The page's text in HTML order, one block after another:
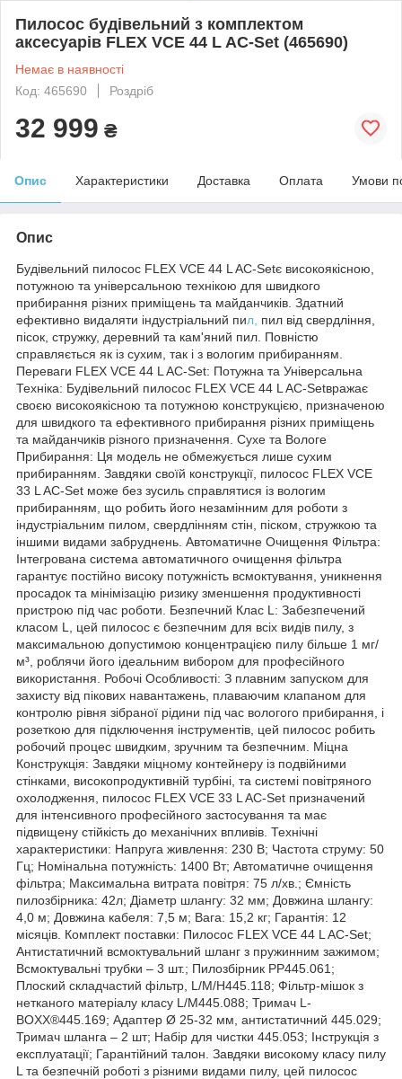
Пилосос будівельний з комплектом
аксесуарів FLEX VCE 44 L AC-Set (465690)
Немає в наявності
Код: 465690
Роздріб
32 999 ₴
Опис Характеристики Доставка Оплата Умови
Опис
Будівельний пилосос FLEX VCE 44 L AC-Setє високоякісною,
потужною та універсальною технікою для швидкого
прибирання різних приміщень та майданчиків. Здатний
ефективно видаляти індустріальний пил, пил від свердління,
пісок, стружку, деревний та кам'яний пил. Повністю
справляється як із сухим, так і з вологим прибиранням.
Переваги FLEX VCE 44 L AC-Set: Потужна та Універсальна
Техніка: Будівельний пилосос FLEX VCE 44 L AC-Setвражає
своєю високоякісною та потужною конструкцією, призначеною
для швидкого та ефективного прибирання різних приміщень
та майданчиків різного призначення. Сухе та Вологе
Прибирання: Ця модель не обмежується лише сухим
прибиранням. Завдяки своїй конструкції, пилосос FLEX VCE
33 L AC-Set може без зусиль справлятися із вологим
прибиранням, що робить його незамінним для роботи з
індустріальним пилом, свердлінням стін, піском, стружкою та
іншими видами забруднень. Автоматичне Очищення Фільтра:
Інтегрована система автоматичного очищення фільтра
гарантує постійно високу потужність всмоктування, уникнення
просадок та мінімізацію ризику зменшення продуктивності
пристрою під час роботи. Безпечний Клас L: Забезпечений
класом L, цей пилосос є безпечним для всіх видів пилу, з
максимальною допустимою концентрацією пилу більше 1 мг/
м³, роблячи його ідеальним вибором для професійного
використання. Робочі Особливості: З плавним запуском для
захисту від пікових навантажень, плаваючим клапаном для
контролю рівня зібраної рідини під час вологого прибирання, і
розеткою для підключення інструментів, цей пилосос робить
робочий процес швидким, зручним та безпечним. Міцна
Конструкція: Завдяки міцному контейнеру із подвійними
стінками, високопродуктивній турбіні, та системі повітряного
охолодження, пилосос FLEX VCE 33 L AC-Set призначений
для інтенсивного професійного застосування та має
підвищену стійкість до механічних впливів. Технічні
характеристики: Напруга живлення: 230 В; Частота струму: 50
Гц; Номінальна потужність: 1400 Вт; Автоматичне очищення
фільтра; Максимальна витрата повітря: 75 л/хв.; Ємність
пилозбірника: 42л; Діаметр шлангу: 32 мм; Довжина шлангу:
4,0 м; Довжина кабеля: 7,5 м; Вага: 15,2 кг; Гарантія: 12
місяців. Комплект поставки: Пилосос FLEX VCE 44 L AC-Set;
Антистатичний всмоктувальний шланг з пружинним зажимом;
Всмоктувальні трубки – 3 шт.; Пилозбірник PP445.061;
Плоский складчастий фільтр, L/M/H445.118; Фільтр-мішок з
нетканого матеріалу класу L/M445.088; Тримач L-
BOXX®445.169; Адаптер Ø 25-32 мм, антистатичний 445.029;
Тримач шланга – 2 шт; Набір для чистки 445.053; Інструкція з
експлуатації; Гарантійний талон. Завдяки високому класу пилу
L та безпечній роботі з різними видами пилу, цей пилосос